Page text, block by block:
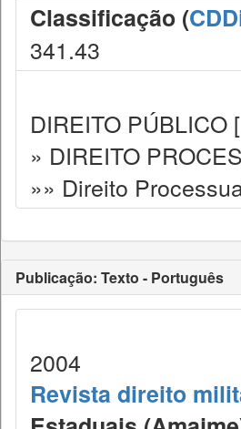
Classificação (
341.43
DIREITO PÚBLICO [
» DIREITO
»» Direito
Publicação: Texto - Português
2004
Revista direito